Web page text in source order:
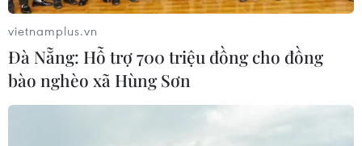
vietnamplus.vn
Đà Nẵng: Hỗ trợ 700 triệu đồng cho đồng
bào nghèo xã Hùng Sơn